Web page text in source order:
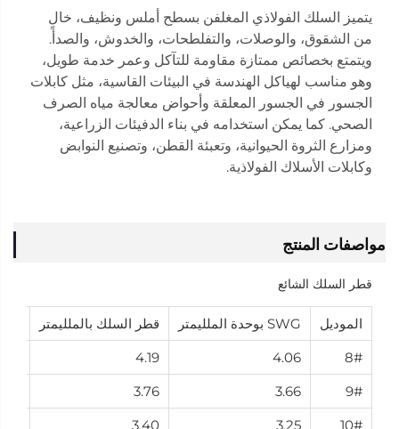
يتميز السلك الفولاذي المغلفن بسطح أملس ونظيف، خالٍ
من الشقوق، والوصلات، والتفلطحات، والخدوش، والصدأ.
ويتمتع بخصائص ممتازة مقاومة للتآكل وعمر خدمة طويل،
وهو مناسب لهياكل الهندسة في البيئات القاسية، مثل كابلات
الجسور في الجسور المعلقة وأحواض معالجة مياه الصرف
الصحي. كما يمكن استخدامه في بناء الدفيئات الزراعية،
ومزارع الثروة الحيوانية، وتعبئة القطن، وتصنيع النوابض
وكابلات الأسلاك الفولاذية.
مواصفات المنتج
قطر السلك الشائع
الموديل SWG بوحدة الملليمتر قطر السلك بالملليمتر
8#
4.06
4.19
9#
3.66
3.76
10#
3.25
3.40